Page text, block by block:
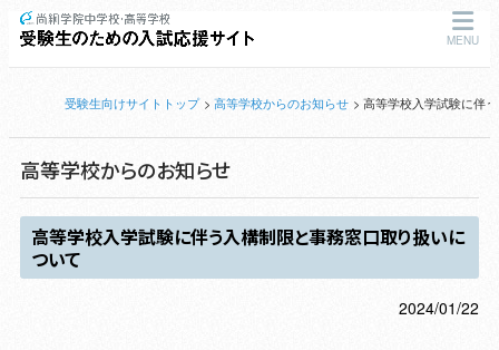
MENU
受験生向けサイトトップ 高等学校からのお知らせ 高等学校入学試験に伴
高等学校からのお知らせ
高等学校入学試験に伴う入構制限と事務窓口取り扱いに
ついて
2024/01/22